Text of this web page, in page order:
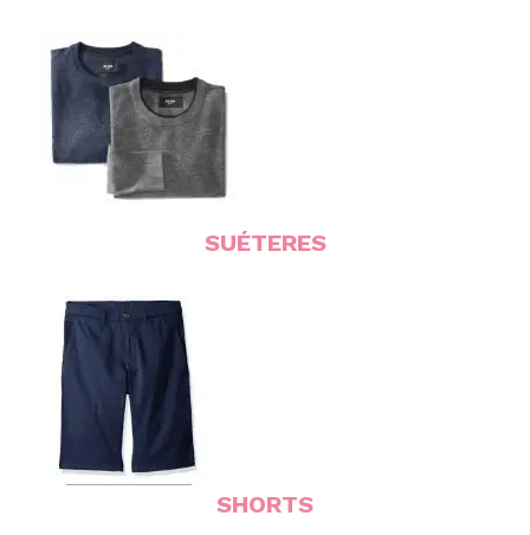
SUÉTERES
SHORTS